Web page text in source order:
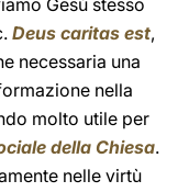
Gesù stesso
Deus caritas est,
necessaria una
nella
molto utile per
della Chiesa.
nelle virtù